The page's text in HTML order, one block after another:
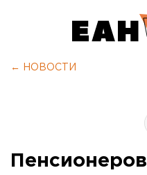
← НОВОСТИ
Пенсионеров